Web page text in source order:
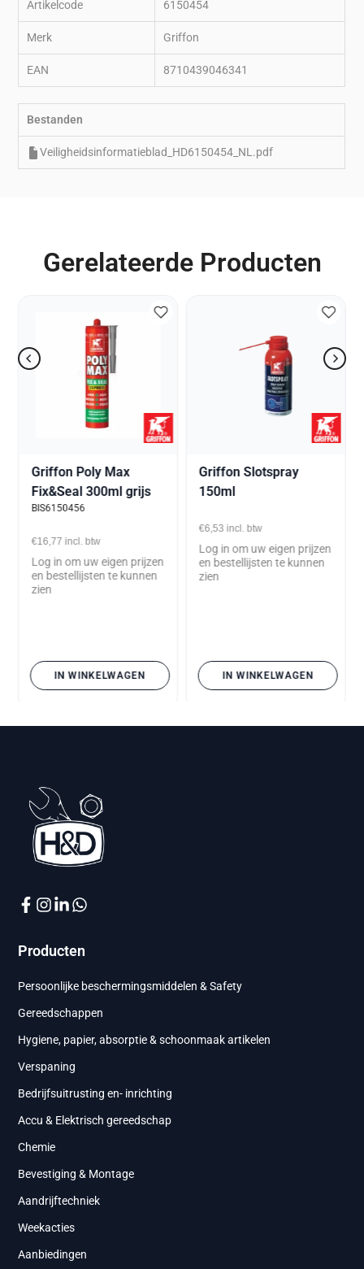
Artikelcode 6150454
Merk Griffon
EAN 8710439046341
Bestanden
Veiligheidsinformatieblad_HD6150454_NL.pdf
Gerelateerde Producten
Griffon Poly Max
Fix&Seal 300ml grijs
BIS6150456
€16,77 incl. btw
Log in om uw eigen prijzen
en bestellijsten te kunnen
zien
IN WINKELWAGEN
Griffon Slotspray
150ml
€6,53 incl. btw
Log in om uw eigen prijzen
en bestellijsten te kunnen
zien
IN WINKELWAGEN
Producten
Persoonlijke beschermingsmiddelen & Safety
Gereedschappen
Hygiene, papier, absorptie & schoonmaak artikelen
Verspaning
Bedrijfsuitrusting en- inrichting
Accu & Elektrisch gereedschap
Chemie
Bevestiging & Montage
Aandrijftechniek
Weekacties
Aanbiedingen